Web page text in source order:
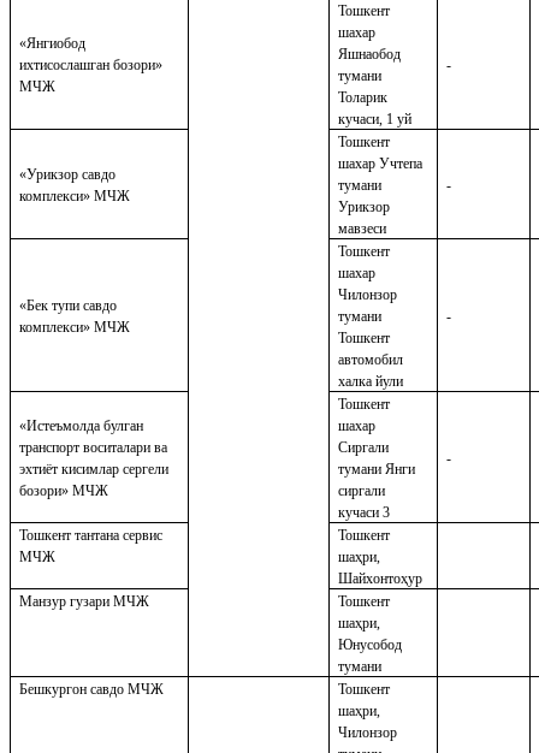
«Янгиобод
ихтисослашган бозори»
МЧЖ
Тошкент
шахар
Яшнаобод
тумани
Толарик
кучаси, 1 уй
-
«Урикзор савдо
комплекси» МЧЖ
Тошкент
шахар Учтепа
тумани
Урикзор
мавзеси
-
«Бек тупи савдо
комплекси» МЧЖ
Тошкент
шахар
Чилонзор
тумани
Тошкент
автомобил
халка йули
-
«Истеъмолда булган
транспорт воситалари ва
эхтиёт кисимлар сергели
бозори» МЧЖ
Тошкент
шахар
Сиргали
тумани Янги
сиргали
кучаси 3
-
Тошкент тантана сервис
МЧЖ
Тошкент
шаҳри,
Шайхонтоҳур
Манзур гузари МЧЖ
Тошкент
шаҳри,
Юнусобод
тумани
Бешкургон савдо МЧЖ
Тошкент
шаҳри,
Чилонзор